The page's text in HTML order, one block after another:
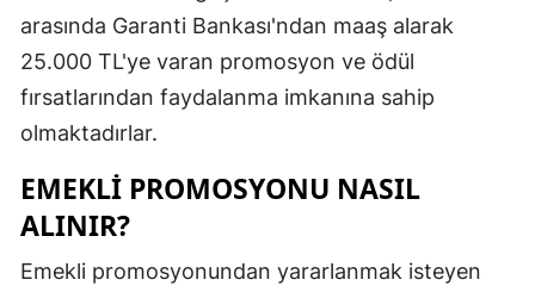
arasında Garanti Bankası'ndan maaş alarak
25.000 TL'ye varan promosyon ve ödül
fırsatlarından faydalanma imkanına sahip
olmaktadırlar.
EMEKLI PROMOSYONU NASIL
ALINIR?
Emekli promosyonundan yararlanmak isteyen